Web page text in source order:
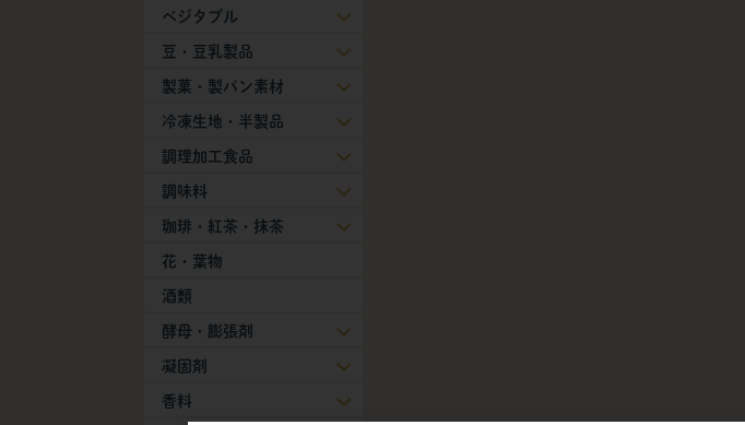
ベジタブル
豆・豆乳製品
製菓・製パン素材
冷凍生地・半製品
調理加工食品
調味料
珈琲・紅茶・抹茶
花・葉物
酒類
酵母・膨張剤
凝固剤
香料